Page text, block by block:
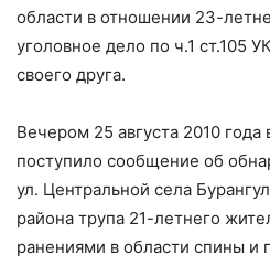
области в отношении 23-
уголовное дело по ч.1 ст.105
своего друга.
Вечером 25 августа 2010 года
поступило сообщение об
ул. Центральной села
района трупа 21-летнего
ранениями в области спины и